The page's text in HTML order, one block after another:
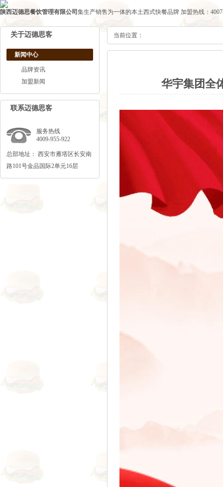
陕西迈德思餐饮管理有限公司 集生产销售为一体的本土西式快餐品牌 加盟热线：
关于迈德思客
新闻中心
品牌资讯
加盟新闻
联系迈德思客
服务热线
4009-955-922
总部地址： 西安市雁塔区长安南
路101号金品国际2单元16层
当前位置：
华宇集团全